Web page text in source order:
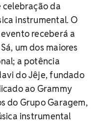
da
instrumental. O
receberá a
um dos maiores
a potência
do Jêje, fundado
ao Grammy
do Grupo Garagem,
instrumental